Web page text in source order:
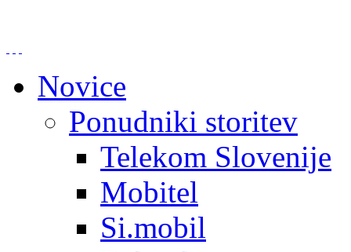
Novice
Ponudniki storitev
Telekom Slovenije
Mobitel
Si.mobil